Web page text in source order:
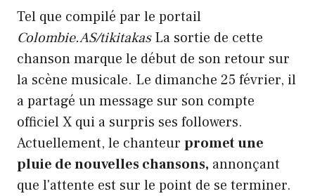
Tel que compilé par le portail
Colombie.AS/tikitakasLa sortie de cette
chanson marque le début de son retour sur
la scène musicale. Le dimanche 25 février, il
a partagé un message sur son compte
officiel X qui a surpris ses followers.
Actuellement, le chanteur promet une
pluie de nouvelles chansons, annonçant
que l'attente est sur le point de se terminer.